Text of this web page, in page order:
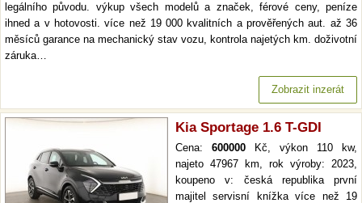
legálního původu. výkup všech modelů a značek, férové ceny, peníze
ihned a v hotovosti. více než 19 000 kvalitních a prověřených aut. až 36
měsíců garance na mechanický stav vozu, kontrola najetých km. doživotní
záruka…
Zobrazit inzerát
Kia Sportage 1.6 T-GDI
Cena: 600000 Kč, výkon 110 kw,
najeto 47967 km, rok výroby: 2023,
koupeno v: česká republika první
majitel servisní knížka více než 19